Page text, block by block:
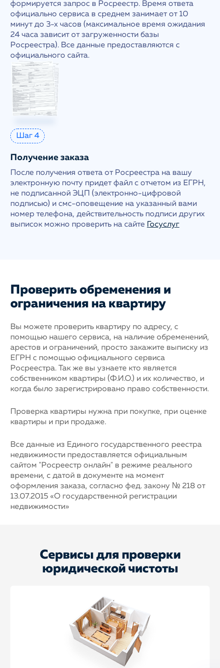
формируется запрос в Росреестр. Время ответа
официально сервиса в среднем занимает от 10
минут до 3-х часов (максимальное время ожидания
24 часа зависит от загруженности базы
Росреестра). Все данные предоставляются с
официального сайта.
Шаг 4
Получение заказа
После получения ответа от Росреестра на вашу
электронную почту придет файл с отчетом из ЕГРН,
не подписанной ЭЦП (электронно-цифровой
подписью) и смс-оповещение на указанный вами
номер телефона, действительность подписи других
выписок можно проверить на сайте
Госуслуг
Проверить обременения и
ограничения на квартиру
Вы можете проверить квартиру по адресу, с
помощью нашего сервиса, на наличие обременений,
арестов и ограничений, просто закажите выписку из
ЕГРН с помощью официального сервиса
Росреестра. Так же вы узнаете кто является
собственником квартиры (Ф.И.О.) и их количество, и
когда было зарегистрировано право собственности.
Проверка квартиры нужна при покупке, при оценке
квартиры и при продаже.
Все данные из Единого государственного реестра
недвижимости предоставляется официальным
сайтом "Росреестр онлайн" в режиме реального
времени, с датой в документе на момент
оформления заказа, согласно фед. закону № 218 от
13.07.2015 «О государственной регистрации
недвижимости»
Сервисы для проверки
юридической чистоты